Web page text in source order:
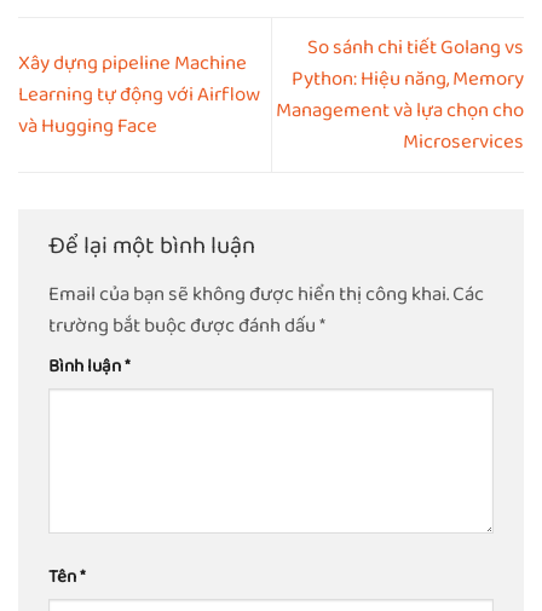
Xây dựng pipeline Machine
Learning tự động với Airflow
và Hugging Face
So sánh chi tiết Golang vs
Python: Hiệu năng, Memory
Management và lựa chọn cho
Microservices
Để lại một bình luận
Email của bạn sẽ không được hiển thị công khai.Các
trường bắt buộc được đánh dấu*
Bình luận*
Tên*